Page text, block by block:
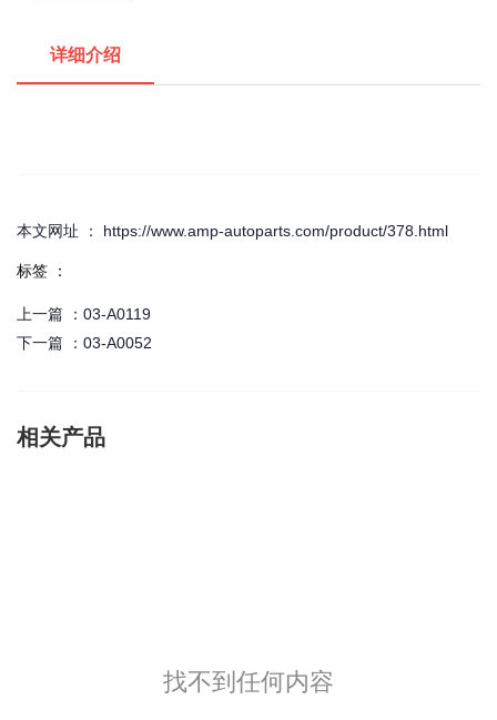
详细介绍
本文网址 ： https://www.amp-autoparts.com/product/378.html
标签 ：
上一篇 ： 03-A0119
下一篇 ： 03-A0052
相关产品
找不到任何内容